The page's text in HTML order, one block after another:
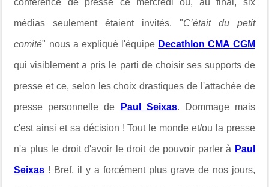
conférence de presse ce mercredi où, au final, six
médias seulement étaient invités. "C’était du petit
comité" nous a expliqué l'équipe Decathlon CMA CGM
qui visiblement a pris le parti de choisir ses supports de
presse et ce, selon les choix drastiques de l'attachée de
presse personnelle de Paul Seixas. Dommage mais
c'est ainsi et sa décision ! Tout le monde et/ou la presse
n'a plus le droit d'avoir le droit de pouvoir parler à Paul
Seixas ! Bref, il y a forcément plus grave de nos jours,